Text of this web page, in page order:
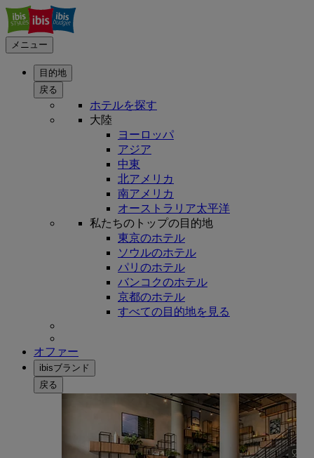
メニュー
目的地
戻る
ホテルを探す
大陸
ヨーロッパ
アジア
中東
北アメリカ
南アメリカ
オーストラリア太平洋
私たちのトップの目的地
東京のホテル
ソウルのホテル
パリのホテル
バンコクのホテル
京都のホテル
すべての目的地を見る
オファー
ibisブランド
戻る